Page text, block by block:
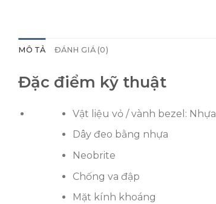
MÔ TẢ ĐÁNH GIÁ (0)
Đặc điểm kỹ thuật
Vật liệu vỏ / vành bezel: Nhựa
Dây đeo bằng nhựa
Neobrite
Chống va đập
Mặt kính khoáng